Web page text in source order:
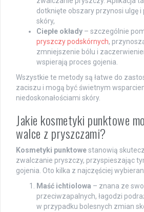
dotknięte obszary przynosi ulgę i
skóry,
Ciepłe okłady – szczególnie
pryszczy podskórnych,
zmniejszenie bólu i
wspierają proces gojenia.
Wszystkie te metody są łatwe do
zaciszu i mogą być świetnym
niedoskonałościami skóry.
Jakie kosmetyki punktowe
walce z pryszczami?
Kosmetyki punktowestanowią
zwalczanie pryszczy, przyspieszając
gojenia. Oto kilka z najczęściej
Maść ichtiolowa – znana ze
przeciwzapalnych, łagodzi
w przypadku bolesnych zmian